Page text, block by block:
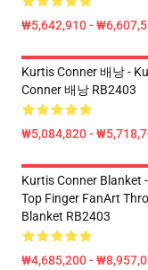
₩5,642,910 -
Kurtis Conner 배낭 -
Conner 배낭 RB2403
₩5,084,820 -
Kurtis Conner Blanket
Top Finger FanArt
Blanket RB2403
₩4,685,200 -